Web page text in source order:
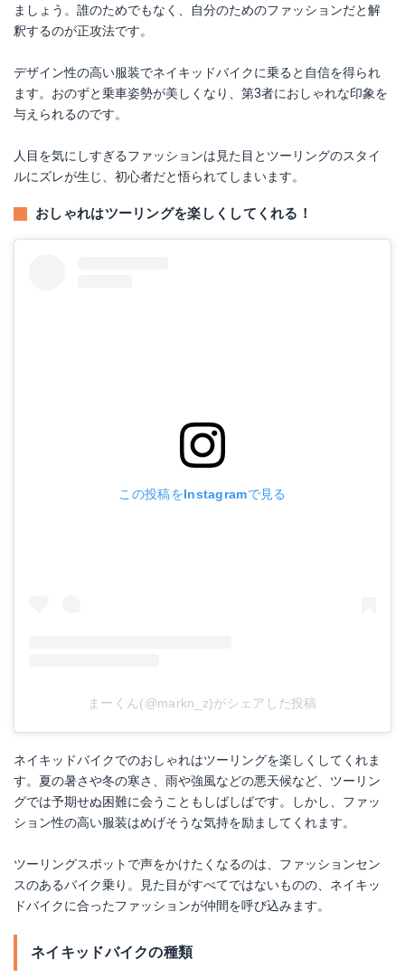
ましょう。誰のためでもなく、自分のためのファッションだと解
釈するのが正攻法です。
デザイン性の高い服装でネイキッドバイクに乗ると自信を得られ
ます。おのずと乗車姿勢が美しくなり、第3者におしゃれな印象を
与えられるのです。
人目を気にしすぎるファッションは見た目とツーリングのスタイ
ルにズレが生じ、初心者だと悟られてしまいます。
おしゃれはツーリングを楽しくしてくれる！
この投稿をInstagramで見る
まーくん(@markn_z)がシェアした投稿
ネイキッドバイクでのおしゃれはツーリングを楽しくしてくれま
す。夏の暑さや冬の寒さ、雨や強風などの悪天候など、ツーリン
グでは予期せぬ困難に会うこともしばしばです。しかし、ファッ
ション性の高い服装はめげそうな気持を励ましてくれます。
ツーリングスポットで声をかけたくなるのは、ファッションセン
スのあるバイク乗り。見た目がすべてではないものの、ネイキッ
ドバイクに合ったファッションが仲間を呼び込みます。
ネイキッドバイクの種類